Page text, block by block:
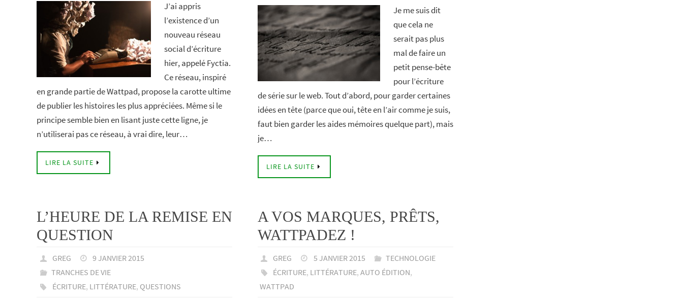
J’ai appris
l’existence d’un
nouveau réseau
social d’écriture
hier, appelé Fyctia.
Ce réseau, inspiré
en grande partie de Wattpad, propose la carotte ultime
de publier les histoires les plus appréciées. Même si le
principe semble bien en lisant juste cette ligne, je
n’utiliserai pas ce réseau, à vrai dire, leur…
LIRE LA SUITE
Je me suis dit
que cela ne
serait pas plus
mal de faire un
petit pense-bête
pour l’écriture
de série sur le web. Tout d’abord, pour garder certaines
idées en tête (parce que oui, tête en l’air comme je suis,
faut bien garder les aides mémoires quelque part), mais
je…
LIRE LA SUITE
L’HEURE DE LA REMISE EN
QUESTION
GREG
9 JANVIER 2015
TRANCHES DE VIE
ÉCRITURE, LITTÉRATURE, QUESTIONS
A VOS MARQUES, PRÊTS,
WATTPADEZ !
GREG 5 JANVIER 2015
TECHNOLOGIE
ÉCRITURE, LITTÉRATURE,AUTO ÉDITION,
WATTPAD